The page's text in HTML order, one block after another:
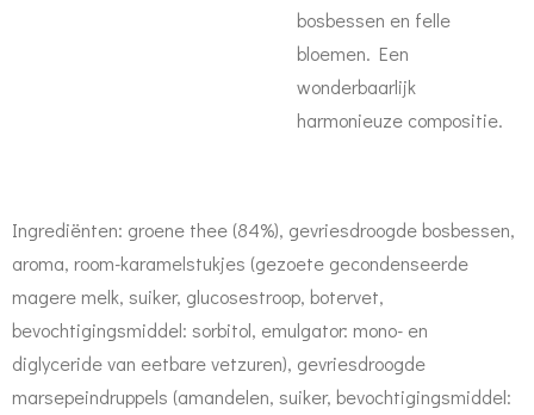
bosbessen en felle
bloemen. Een
wonderbaarlijk
harmonieuze compositie.
Ingrediënten: groene thee (84%), gevriesdroogde bosbessen,
aroma, room-karamelstukjes (gezoete gecondenseerde
magere melk, suiker, glucosestroop, botervet,
bevochtigingsmiddel: sorbitol, emulgator: mono- en
diglyceride van eetbare vetzuren), gevriesdroogde
marsepeindruppels (amandelen, suiker, bevochtigingsmiddel: